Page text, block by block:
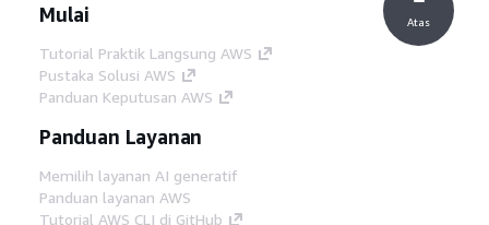
Mulai
Tutorial Praktik Langsung AWS
Pustaka Solusi AWS
Panduan Keputusan AWS
Panduan Layanan
Memilih layanan AI generatif
Panduan layanan AWS
Tutorial AWS CLI di GitHub
Atas